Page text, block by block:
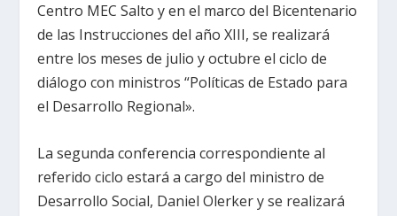
Centro MEC Salto y en el marco del Bicentenario
de las Instrucciones del año XIII, se realizará
entre los meses de julio y octubre el ciclo de
diálogo con ministros “Políticas de Estado para
el Desarrollo Regional».
La segunda conferencia correspondiente al
referido ciclo estará a cargo del ministro de
Desarrollo Social, Daniel Olerker y se realizará